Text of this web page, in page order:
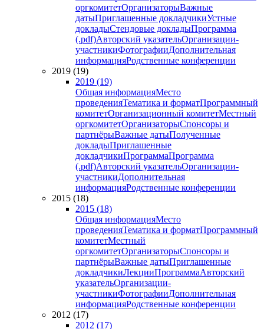
оргкомитетОрганизаторыВажные
датыПриглашенные докладчикиУстные
докладыСтендовые докладыПрограмма
(.pdf)Авторский указательОрганизации-
участникиФотографииДополнительная
информацияРодственные конференции
2019 (19)
2019 (19)
Общая информацияМесто
проведенияТематика и форматПрограммный
комитетОрганизационный комитетМестный
оргкомитетОрганизаторыСпонсоры и
партнёрыВажные датыПолученные
докладыПриглашенные
докладчикиПрограммаПрограмма
(.pdf)Авторский указательОрганизации-
участникиДополнительная
информацияРодственные конференции
2015 (18)
2015 (18)
Общая информацияМесто
проведенияТематика и форматПрограммный
комитетМестный
оргкомитетОрганизаторыСпонсоры и
партнёрыВажные датыПриглашенные
докладчикиЛекцииПрограммаАвторский
указательОрганизации-
участникиФотографииДополнительная
информацияРодственные конференции
2012 (17)
2012 (17)